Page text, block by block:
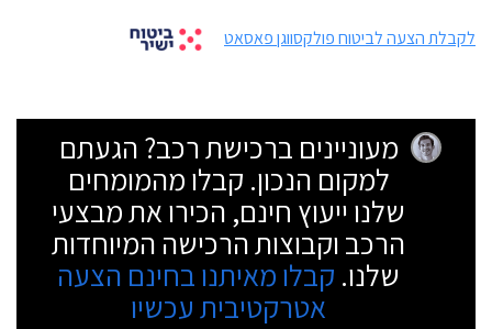
לקבלת הצעה לביטוח פולקסווגן פאסאט
מעוניינים ברכישת רכב? הגעתם
למקום הנכון. קבלו מהמומחים
שלנו ייעוץ חינם, הכירו את מבצעי
הרכב וקבוצות הרכישה המיוחדות
שלנו. קבלו מאיתנו בחינם הצעה
אטרקטיבית עכשיו